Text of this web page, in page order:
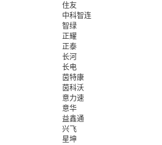
住友
中科智连
智绿
正耀
正泰
长河
长电
茵特康
茵科沃
意力速
意华
益鑫通
兴飞
星坤